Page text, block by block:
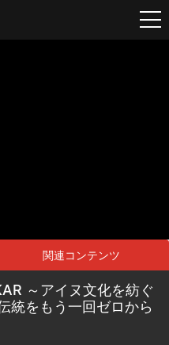
関連コンテンツ
～アイヌ文化を紡ぐ
をもう一回ゼロから